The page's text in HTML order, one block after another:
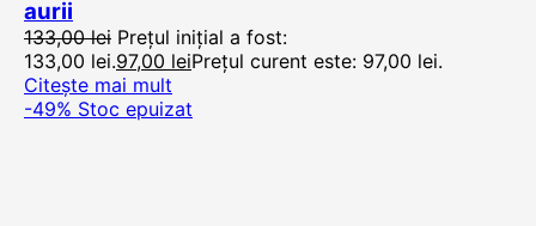
aurii
133,00lei Prețul inițial a fost:
133,00 lei.97,00 leiPrețul curent este: 97,00 lei.
Citește mai mult
-49% Stoc epuizat